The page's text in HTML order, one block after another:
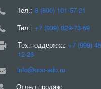
Teл.: 8 (800) 101-57-21
Teл.: +7 (939) 829-73-69
Тех.поддержка: +7 (999)
12-26
info@ooo-ado.ru
Отдел продаж: